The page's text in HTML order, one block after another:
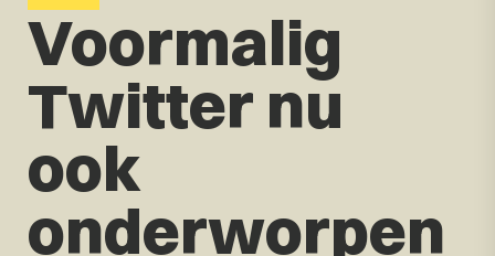
Voormalig
Twitter nu
ook
onderworpen